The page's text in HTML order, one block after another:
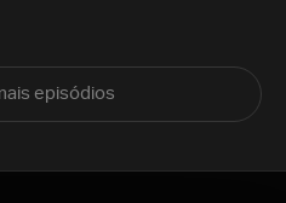
episódios